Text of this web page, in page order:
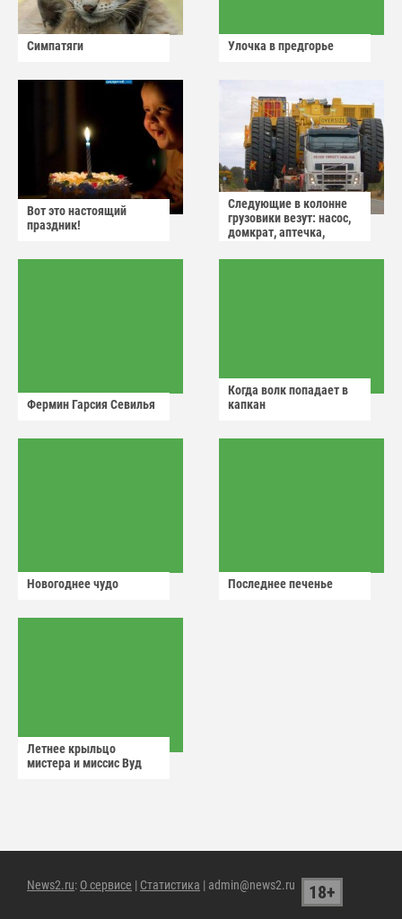
Симпатяги Улочка в предгорье
Вот это настоящий
праздник!
Следующие в колонне
грузовики везут: насос,
домкрат, аптечка,
Фермин Гарсия Севилья
Когда волк попадает в
капкан
Новогоднее чудо Последнее печенье
Летнее крыльцо
мистера и миссис Вуд
News2.ru: О сервисе | Статистика | admin@news2.ru 18+